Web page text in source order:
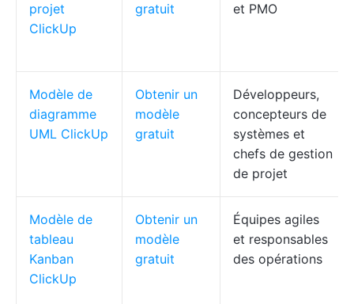
projet
ClickUp
gratuit
et PMO
Modèle de
diagramme
UML ClickUp
Obtenir un
modèle
gratuit
Développeurs,
concepteurs de
systèmes et
chefs de gestion
de projet
Modèle de
tableau
Kanban
ClickUp
Obtenir un
modèle
gratuit
Équipes agiles
et responsables
des opérations